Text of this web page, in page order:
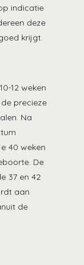
indicatie
deze
krijgt.
12 weken
precieze
Na
40 weken
De
37 en 42
aan
de